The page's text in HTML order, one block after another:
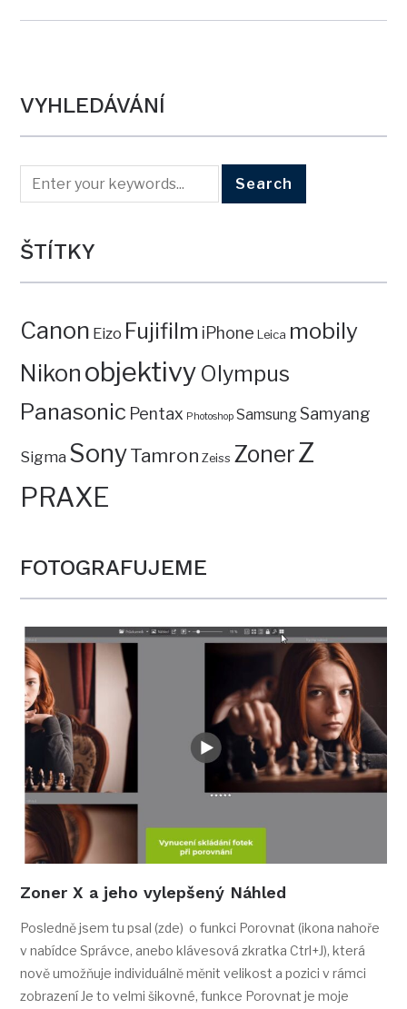
VYHLEDÁVÁNÍ
ŠTÍTKY
Canon Eizo Fujifilm iPhone Leica mobily
Nikon objektivy Olympus
Panasonic Pentax Photoshop SamsungSamyang
Sigma SonyTamron Zeiss ZonerZ
PRAXE
FOTOGRAFUJEME
Zoner X a jeho vylepšený Náhled
Posledně jsem tu psal (zde) o funkci Porovnat (ikona nahoře
v nabídce Správce, anebo klávesová zkratka Ctrl+J), která
nově umožňuje individuálně měnit velikost a pozici v rámci
zobrazení Je to velmi šikovné, funkce Porovnat je moje